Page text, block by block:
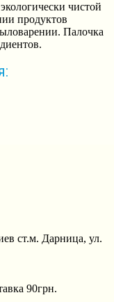
чистой
продуктов
Палочка
ст.м. Дарница, ул.
90грн.